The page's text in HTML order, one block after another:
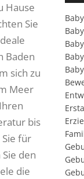
Hause
Sie
Baden
sich zu
Meer
bis
für
den
die